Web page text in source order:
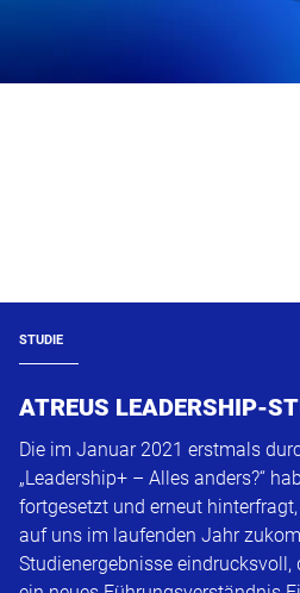
STUDIE
ATREUS LEADERSHIP-
Die im Januar 2021 erstmals
„Leadership+ – Alles anders?“
fortgesetzt und erneut
auf uns im laufenden Jahr
Studienergebnisse eindrucksvoll,